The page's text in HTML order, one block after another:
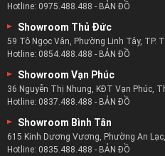
Hotline: 0975.488.488 - BẢN ĐỒ
Showroom Thủ Đức
59 Tô Ngọc Vân, Phường Linh Tây, TP.
Hotline: 0854.488.488 - BẢN ĐỒ
Showroom Vạn Phúc
36 Nguyễn Thị Nhung, KĐT Vạn Phúc,
Hotline: 0837.488.488 - BẢN ĐỒ
Showroom Bình Tân
615 Kinh Dương Vương, Phường An
Hotline: 0835.488.488 - BẢN ĐỒ